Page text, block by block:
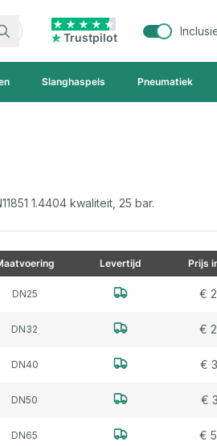
Trustpilot
Slanghaspels Pneumatiek
1.4404 kwaliteit, 25 bar.
Levertijd Prijs
DN25 €
DN32 €
DN40 €
DN50 €
DN65 €